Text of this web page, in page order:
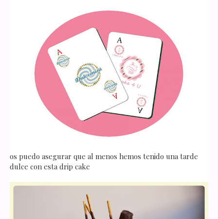
os puedo asegurar que al menos hemos tenido una tarde
dulce con esta drip cake